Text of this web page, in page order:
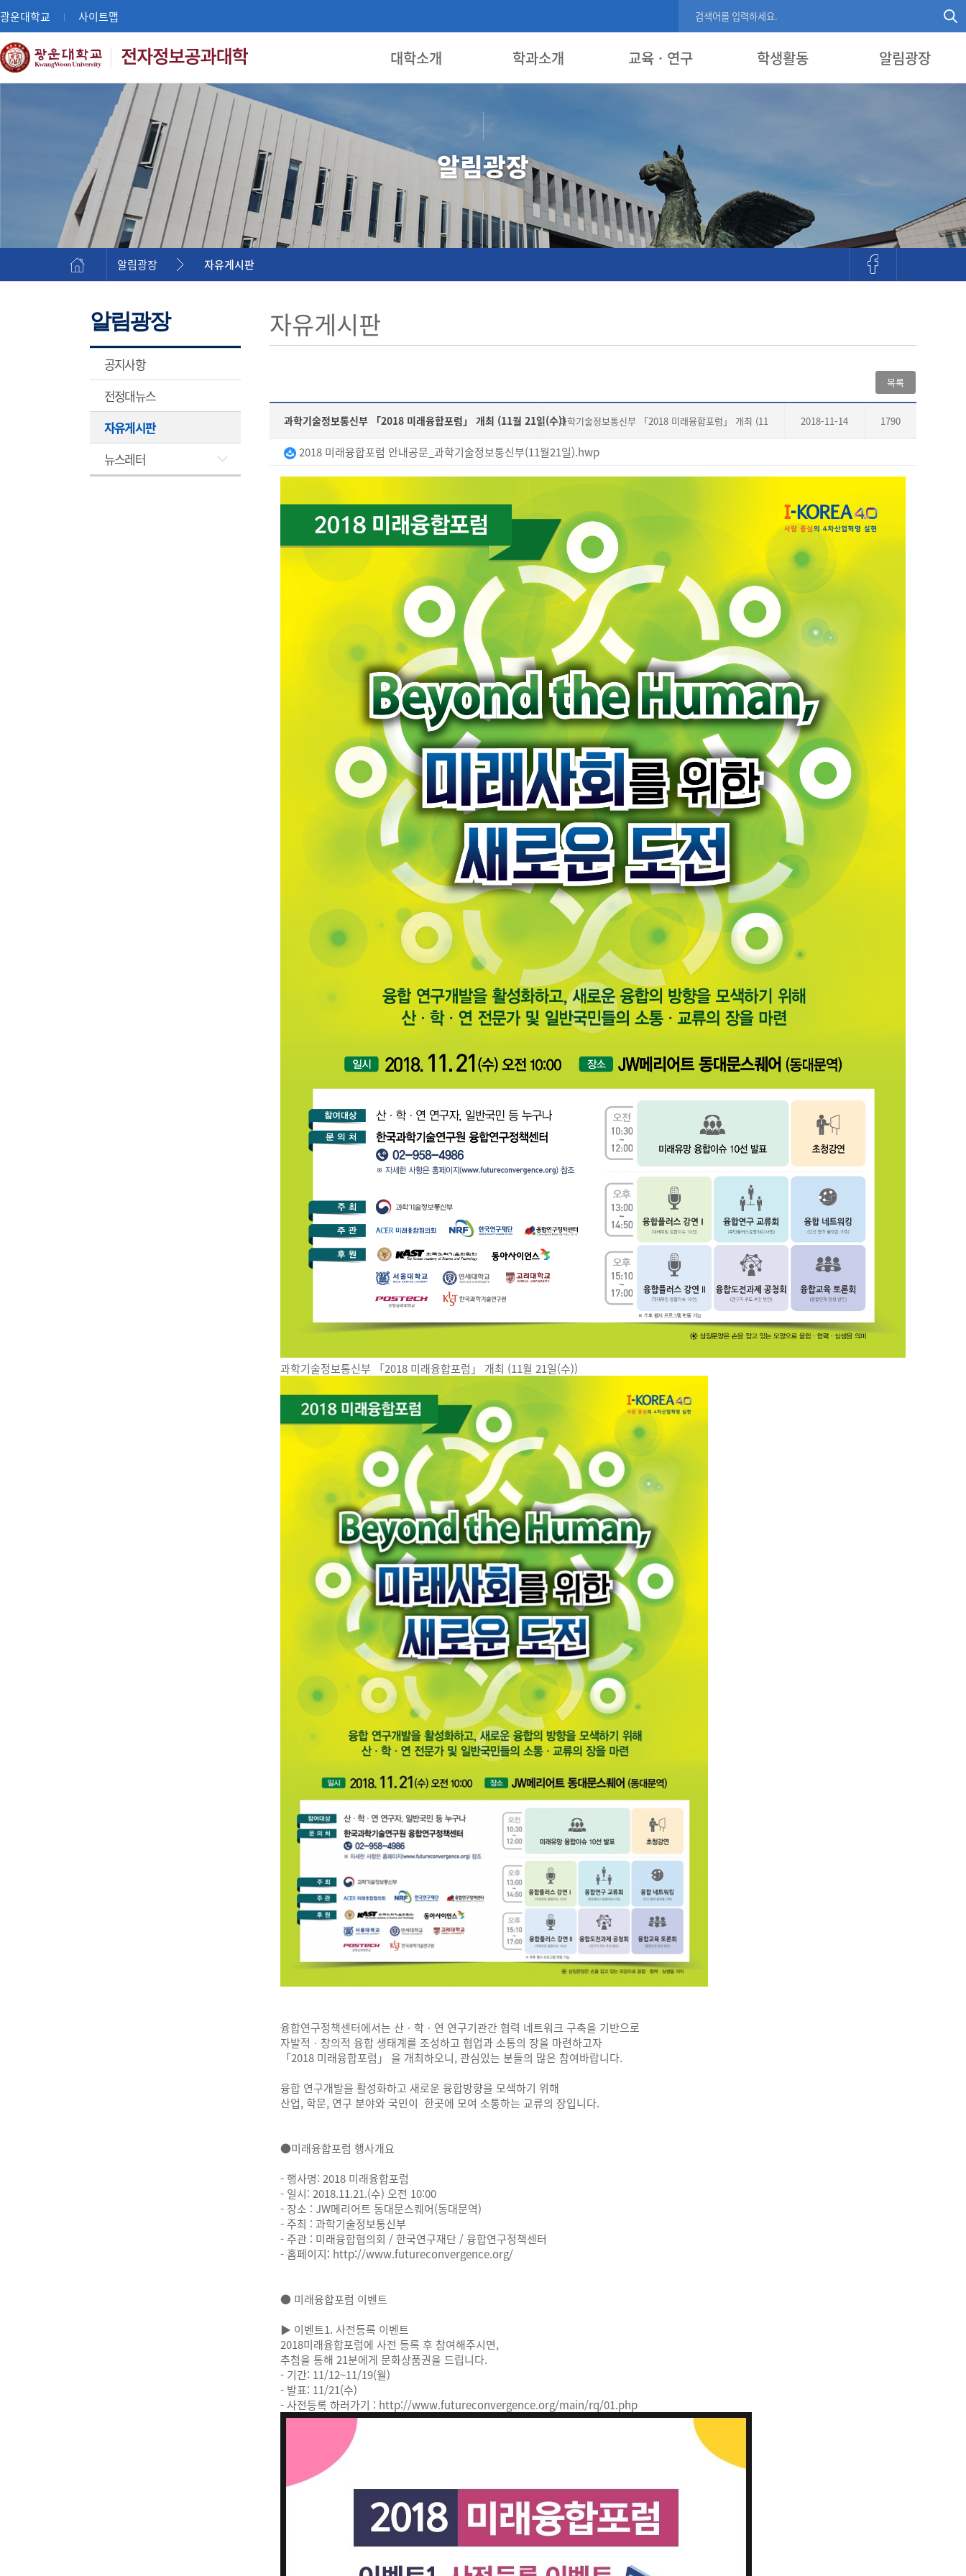
광운대학교 | 사이트맵
대학소개 학과소개 교육 · 연구 학생활동 알림광장
알림광장
알림광장 자유게시판
알림광장
공지사항
전정대뉴스
자유게시판
뉴스레터
자유게시판
목록
과학기술정보통신부 「2018 미래융합포럼」 개최 (11월 21일(수))과학기술정보통신부 「2018 미래융합포럼」 개최 (11 2018-11-14 1790
2018 미래융합포럼 안내공문_과학기술정보통신부(11월21일).hwp
과학기술정보통신부 「2018 미래융합포럼」 개최 (11월 21일(수))
융합연구정책센터에서는 산ㆍ학ㆍ연 연구기관간 협력 네트워크 구축을 기반으로
자발적ㆍ창의적 융합 생태계를 조성하고 협업과 소통의 장을 마련하고자
「2018 미래융합포럼」 을 개최하오니, 관심있는 분들의 많은 참여바랍니다.
융합 연구개발을 활성화하고 새로운 융합방향을 모색하기 위해
산업, 학문, 연구 분야와 국민이 한곳에 모여 소통하는 교류의 장입니다.
●미래융합포럼 행사개요
- 행사명: 2018 미래융합포럼
- 일시: 2018.11.21.(수) 오전 10:00
- 장소 : JW메리어트 동대문스퀘어(동대문역)
- 주최 : 과학기술정보통신부
- 주관 : 미래융합협의회 / 한국연구재단 / 융합연구정책센터
- 홈페이지: http://www.futureconvergence.org/
● 미래융합포럼 이벤트
▶ 이벤트1. 사전등록 이벤트
2018미래융합포럼에 사전 등록 후 참여해주시면,
추첨을 통해 21분에게 문화상품권을 드립니다.
- 기간: 11/12~11/19(월)
- 발표: 11/21(수)
- 사전등록 하러가기 : http://www.futureconvergence.org/main/rq/01.php